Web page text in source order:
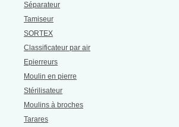
Séparateur
Tamiseur
SORTEX
Classificateur par air
Epierreurs
Moulin en pierre
Stérilisateur
Moulins à broches
Tarares